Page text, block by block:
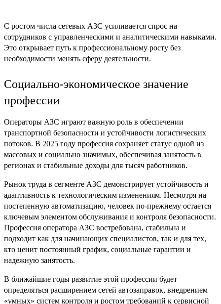
С ростом числа сетевых АЗС усиливается спрос на
сотрудников с управленческими и аналитическими навыками.
Это открывает путь к профессиональному росту без
необходимости менять сферу деятельности.
Социально-экономическое значение
профессии
Операторы АЗС играют важную роль в обеспечении
транспортной безопасности и устойчивости логистических
потоков. В 2025 году профессия сохраняет статус одной из
массовых и социально значимых, обеспечивая занятость в
регионах и стабильные доходы для тысяч работников.
Рынок труда в сегменте АЗС демонстрирует устойчивость и
адаптивность к технологическим изменениям. Несмотря на
постепенную автоматизацию, человек по-прежнему остается
ключевым элементом обслуживания и контроля безопасности.
Профессия оператора АЗС востребована, стабильна и
подходит как для начинающих специалистов, так и для тех,
кто ценит постоянный график, социальные гарантии и
надежную занятость.
В ближайшие годы развитие этой профессии будет
определяться расширением сетей автозаправок, внедрением
«умных» систем контроля и ростом требований к сервисной